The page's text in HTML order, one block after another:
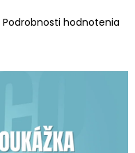
Podrobnosti hodnotenia